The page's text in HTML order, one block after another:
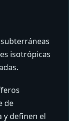
isotrópicas
de
y definen el